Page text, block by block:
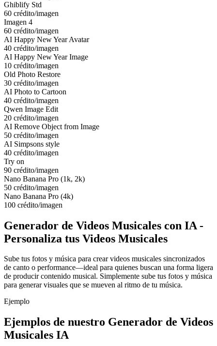
Ghiblify Std
60 crédito/imagen
Imagen 4
60 crédito/imagen
AI Happy New Year Avatar
40 crédito/imagen
AI Happy New Year Image
10 crédito/imagen
Old Photo Restore
30 crédito/imagen
AI Photo to Cartoon
40 crédito/imagen
Qwen Image Edit
20 crédito/imagen
AI Remove Object from Image
50 crédito/imagen
AI Simpsons style
40 crédito/imagen
Try on
90 crédito/imagen
Nano Banana Pro (1k, 2k)
50 crédito/imagen
Nano Banana Pro (4k)
100 crédito/imagen
Generador de Videos Musicales con IA -
Personaliza tus Videos Musicales
Sube tus fotos y música para crear videos musicales sincronizados
de canto o performance—ideal para quienes buscan una forma ligera
de producir contenido musical. Simplemente sube tus fotos y música
para generar visuales que se mueven al ritmo de tu música.
Ejemplo
Ejemplos de nuestro Generador de Videos
Musicales IA